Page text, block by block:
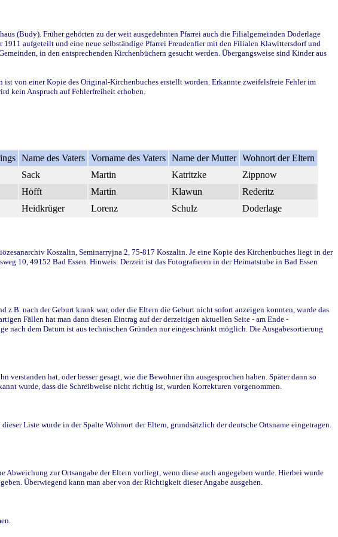
(Budy). Früher gehörten zu der weit ausgedehnten Pfarrei auch die Filialgemeinden Doderlage
aufgeteilt und eine neue selbständige Pfarrei Freudenfier mit den Filialen Klawittersdorf und
in den entsprechenden Kirchenbüchern gesucht werden. Übergangsweise sind Kinder aus
von einer Kopie des Original-Kirchenbuches erstellt worden. Erkannte zweifelsfreie Fehler im
kein Anspruch auf Fehlerfreiheit erhoben.
Name des Vaters Vorname des Vaters Name der Mutter Wohnort der Eltern
Sack Martin Katritzke
Zippnow
Höfft Martin Klawun
Rederitz
Heidkrüger Lorenz Schulz Doderlage
Koszalin, Seminarryjna 2, 75-817 Koszalin. Je eine Kopie des Kirchenbuches liegt in der
10, 49152 Bad Essen. Hinweis: Derzeit ist das Fotografieren in der Heimatstube in Bad Essen
nach der Geburt krank war, oder die Eltern die Geburt nicht sofort anzeigen konnten, wurde das
Fällen hat man dann diesen Eintrag auf der derzeitigen aktuellen Seite - am Ende -
dem Datum ist aus technischen Gründen nur eingeschränkt möglich. Die Ausgabesortierung
hat, oder besser gesagt, wie die Bewohner ihn ausgesprochen haben. Später dann so
wurde, dass die Schreibweise nicht richtig ist, wurden Korrekturen vorgenommen.
Liste wurde in der Spalte Wohnort der Eltern, grundsätzlich der deutsche Ortsname eingetragen.
zur Ortsangabe der Eltern vorliegt, wenn diese auch angegeben wurde. Hierbei wurde
Überwiegend kann man aber von der Richtigkeit dieser Angabe ausgehen.